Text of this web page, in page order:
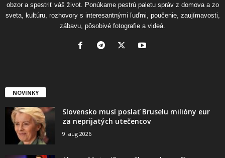
obzor a spestriť váš život. Ponúkame pestrú paletu správ z domova a zo
sveta, kultúru, rozhovory s interesantnými ľuďmi, poučenie, zaujímavosti,
zábavu, pôsobivé fotografie a videá.
NOVINKY
Slovensko musí poslať Bruselu milióny eur
za neprijatých utečencov
9. aug 2026